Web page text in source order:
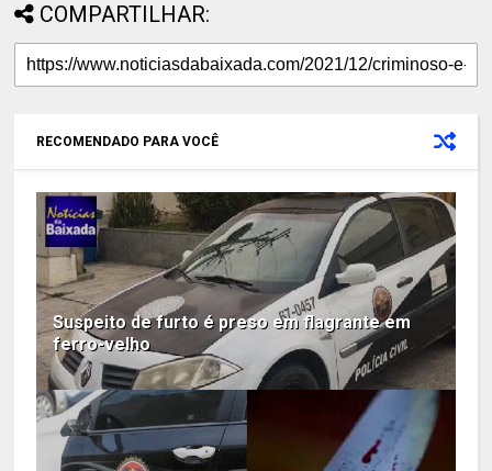
COMPARTILHAR:
RECOMENDADO PARA VOCÊ
Suspeito de furto é preso em flagrante em
ferro-velho